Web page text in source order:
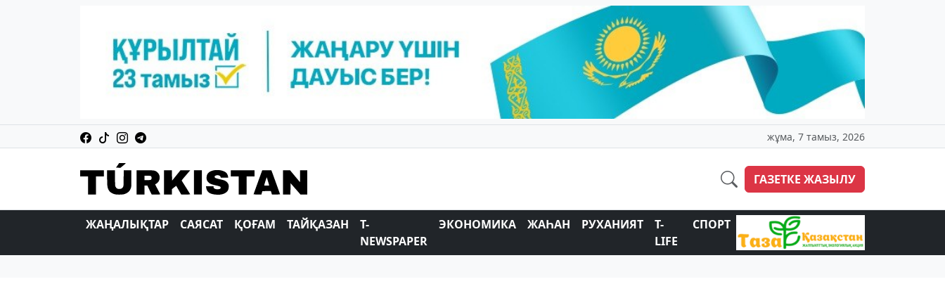
жұма, 7 тамыз, 2026
ГАЗЕТКЕ ЖАЗЫЛУ
ЖАҢАЛЫҚТАР САЯСАТ ҚОҒАМ ТАЙҚАЗАН
T-
NEWSPAPER
ЭКОНОМИКА ЖАҺАН РУХАНИЯТ
T-
LIFE
СПОРТ